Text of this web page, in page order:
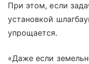
При этом, если
установкой
упрощается.
«Даже если